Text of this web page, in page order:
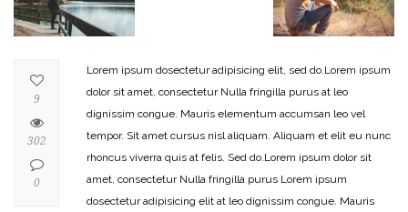
Lorem ipsum dosectetur adipisicing elit, sed do.Lorem ipsum
dolor sit amet, consectetur Nulla fringilla purus at leo
dignissim congue. Mauris elementum accumsan leo vel
tempor. Sit amet cursus nisl aliquam. Aliquam et elit eu nunc
rhoncus viverra quis at felis. Sed do.Lorem ipsum dolor sit
amet, consectetur Nulla fringilla purus Lorem ipsum
dosectetur adipisicing elit at leo dignissim congue. Mauris
9
302
0